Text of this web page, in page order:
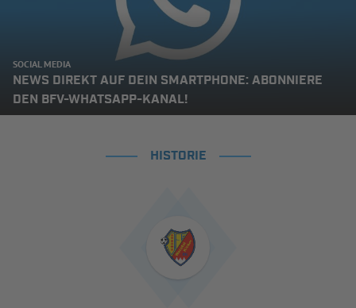
SOCIAL MEDIA
NEWS DIREKT AUF DEIN SMARTPHONE: ABONNIERE
DEN BFV-WHATSAPP-KANAL!
HISTORIE